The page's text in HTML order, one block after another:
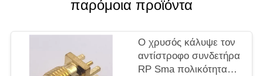
παρόμοια προϊόντα
Ο χρυσός κάλυψε τον
αντίστροφο συνδετήρα
RP Sma πολικότητας -